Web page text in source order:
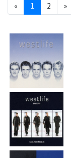
«
1 2 »